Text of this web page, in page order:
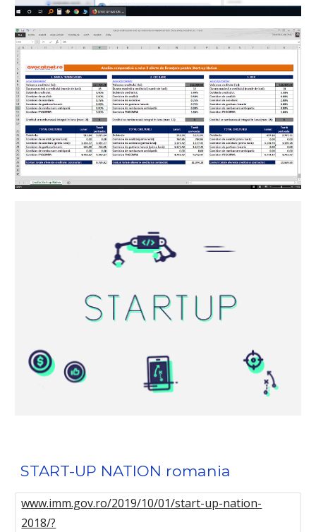
START-UP NATION romania
www.imm.gov.ro/2019/10/01/start-up-nation-
2018/?